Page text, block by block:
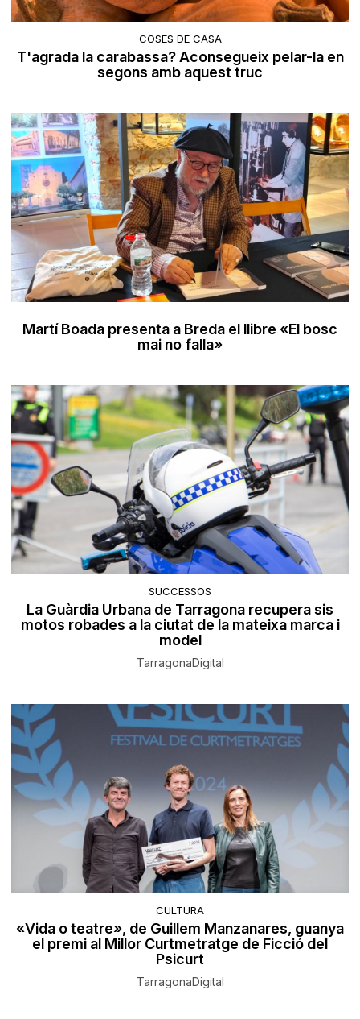
COSES DE CASA
T'agrada la carabassa? Aconsegueix pelar-la en
segons amb aquest truc
Martí Boada presenta a Breda el llibre «El bosc
mai no falla»
SUCCESSOS
La Guàrdia Urbana de Tarragona recupera sis
motos robades a la ciutat de la mateixa marca i
model
TarragonaDigital
CULTURA
«Vida o teatre», de Guillem Manzanares, guanya
el premi al Millor Curtmetratge de Ficció del
Psicurt
TarragonaDigital